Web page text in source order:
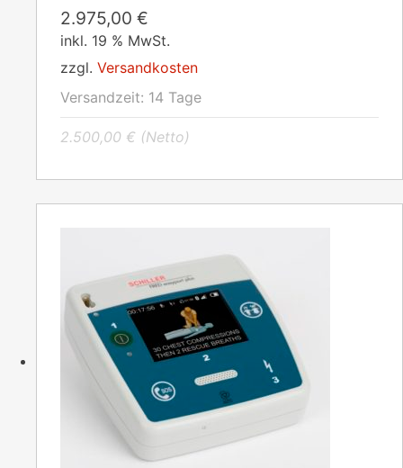
2.975,00 €
inkl. 19 % MwSt.
zzgl. Versandkosten
Versandzeit: 14 Tage
2.500,00 € (Netto)